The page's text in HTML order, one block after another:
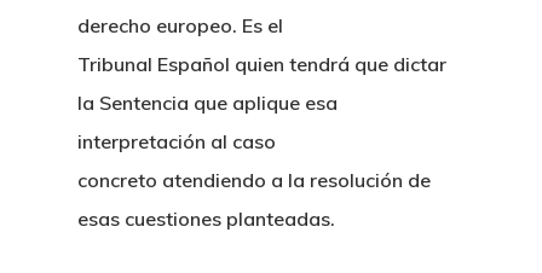
derecho europeo. Es el
Tribunal Español quien tendrá que dictar
la Sentencia que aplique esa
interpretación al caso
concreto atendiendo a la resolución de
esas cuestiones planteadas.